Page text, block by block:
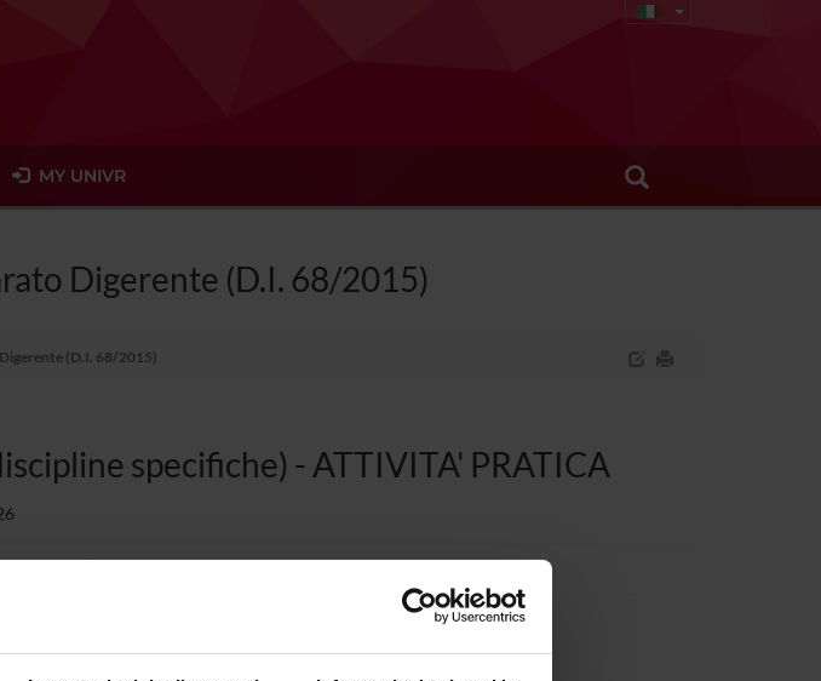
MY UNIVR
Digerente (D.I. 68/2015)
(D.I. 68/2015)
specifiche) - ATTIVITA' PRATICA
assegnato